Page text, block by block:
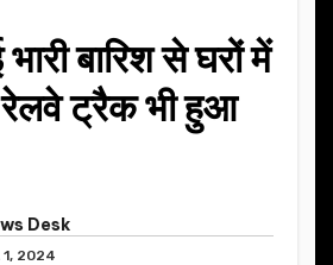
बारिश से घरों में
रेलवे ट्रैक भी हुआ
Desk
1, 2024